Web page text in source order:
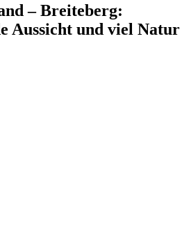
– Breiteberg:
Aussicht und viel Natur